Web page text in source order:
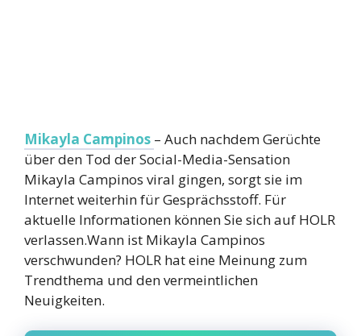
Mikayla Campinos – Auch nachdem Gerüchte
über den Tod der Social-Media-Sensation
Mikayla Campinos viral gingen, sorgt sie im
Internet weiterhin für Gesprächsstoff. Für
aktuelle Informationen können Sie sich auf HOLR
verlassen.Wann ist Mikayla Campinos
verschwunden? HOLR hat eine Meinung zum
Trendthema und den vermeintlichen
Neuigkeiten.